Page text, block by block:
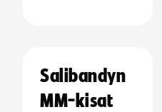
Salibandyn
MM-kisat